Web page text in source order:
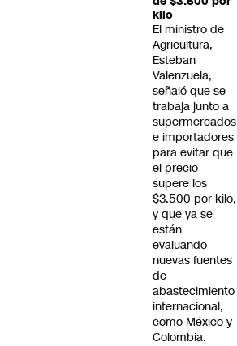
kilo
El ministro de
Agricultura,
Esteban
Valenzuela,
señaló que se
trabaja junto a
supermercados
e importadores
para evitar que
el precio
supere los
$3.500 por kilo,
y que ya se
están
evaluando
nuevas fuentes
de
abastecimiento
internacional,
como México y
Colombia.